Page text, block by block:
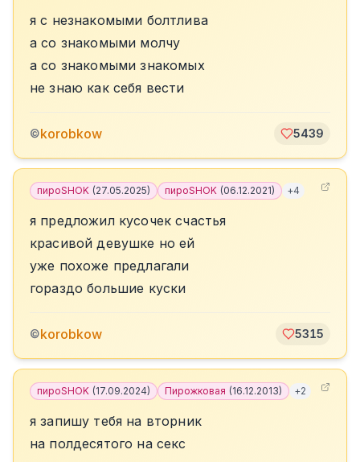
я с незнакомыми болтлива
а со знакомыми молчу
а со знакомыми знакомых
не знаю как себя вести
©korobkow 5439
пироSHOK (27.05.2025) пироSHOK (06.12.2021) +4
я предложил кусочек счастья
красивой девушке но ей
уже похоже предлагали
гораздо большие куски
©korobkow 5315
пироSHOK (17.09.2024) Пирожковая (16.12.2013) +2
я запишу тебя на вторник
на полдесятого на секс